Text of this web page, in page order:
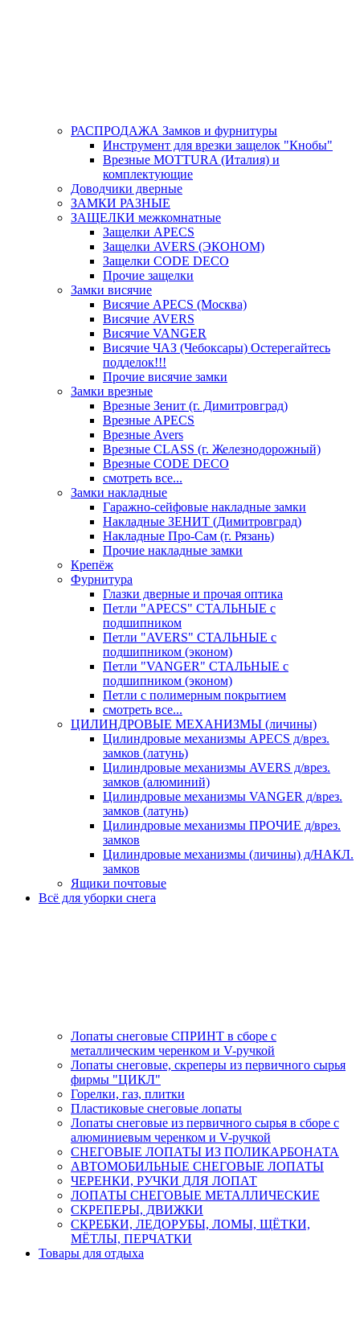
РАСПРОДАЖА Замков и фурнитуры
Инструмент для врезки защелок "Кнобы"
Врезные MOTTURA (Италия) и
комплектующие
Доводчики дверные
ЗАМКИ РАЗНЫЕ
ЗАЩЕЛКИ межкомнатные
Защелки APECS
Защелки AVERS (ЭКОНОМ)
Защелки CODE DECO
Прочие защелки
Замки висячие
Висячие APECS (Москва)
Висячие AVERS
Висячие VANGER
Висячие ЧАЗ (Чебоксары) Остерегайтесь
подделок!!!
Прочие висячие замки
Замки врезные
Врезные Зенит (г. Димитровград)
Врезные APECS
Врезные Avers
Врезные CLASS (г. Железнодорожный)
Врезные CODE DECO
смотреть все...
Замки накладные
Гаражно-сейфовые накладные замки
Накладные ЗЕНИТ (Димитровград)
Накладные Про-Сам (г. Рязань)
Прочие накладные замки
Крепёж
Фурнитура
Глазки дверные и прочая оптика
Петли "APECS" СТАЛЬНЫЕ с
подшипником
Петли "AVERS" СТАЛЬНЫЕ с
подшипником (эконом)
Петли "VANGER" СТАЛЬНЫЕ с
подшипником (эконом)
Петли с полимерным покрытием
смотреть все...
ЦИЛИНДРОВЫЕ МЕХАНИЗМЫ (личины)
Цилиндровые механизмы APECS д/врез.
замков (латунь)
Цилиндровые механизмы AVERS д/врез.
замков (алюминий)
Цилиндровые механизмы VANGER д/врез.
замков (латунь)
Цилиндровые механизмы ПРОЧИЕ д/врез.
замков
Цилиндровые механизмы (личины) д/НАКЛ.
замков
Ящики почтовые
Всё для уборки снега
Лопаты снеговые СПРИНТ в сборе с
металлическим черенком и V-ручкой
Лопаты снеговые, скреперы из первичного сырья
фирмы "ЦИКЛ"
Горелки, газ, плитки
Пластиковые снеговые лопаты
Лопаты снеговые из первичного сырья в сборе с
алюминиевым черенком и V-ручкой
СНЕГОВЫЕ ЛОПАТЫ ИЗ ПОЛИКАРБОНАТА
АВТОМОБИЛЬНЫЕ СНЕГОВЫЕ ЛОПАТЫ
ЧЕРЕНКИ, РУЧКИ ДЛЯ ЛОПАТ
ЛОПАТЫ СНЕГОВЫЕ МЕТАЛЛИЧЕСКИЕ
СКРЕПЕРЫ, ДВИЖКИ
СКРЕБКИ, ЛЕДОРУБЫ, ЛОМЫ, ЩЁТКИ,
МЁТЛЫ, ПЕРЧАТКИ
Товары для отдыха